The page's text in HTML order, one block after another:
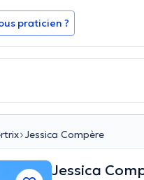
praticien ?
Jessica Compère
Jessica